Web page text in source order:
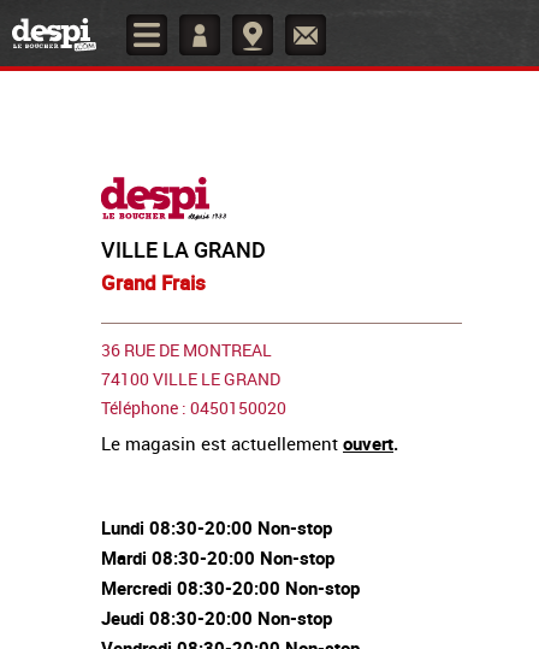
VILLE LA GRAND
Grand Frais
36 RUE DE MONTREAL
74100 VILLE LE GRAND
Téléphone : 0450150020
Le magasin est actuellement ouvert.
Lundi 08:30-20:00 Non-stop
Mardi 08:30-20:00 Non-stop
Mercredi 08:30-20:00 Non-stop
Jeudi 08:30-20:00 Non-stop